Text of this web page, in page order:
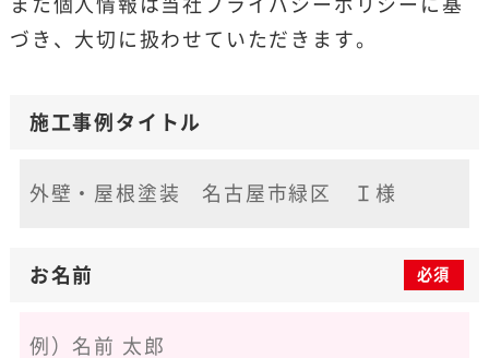
づき、大切に扱わせていただきます。
施工事例タイトル
お名前 必須